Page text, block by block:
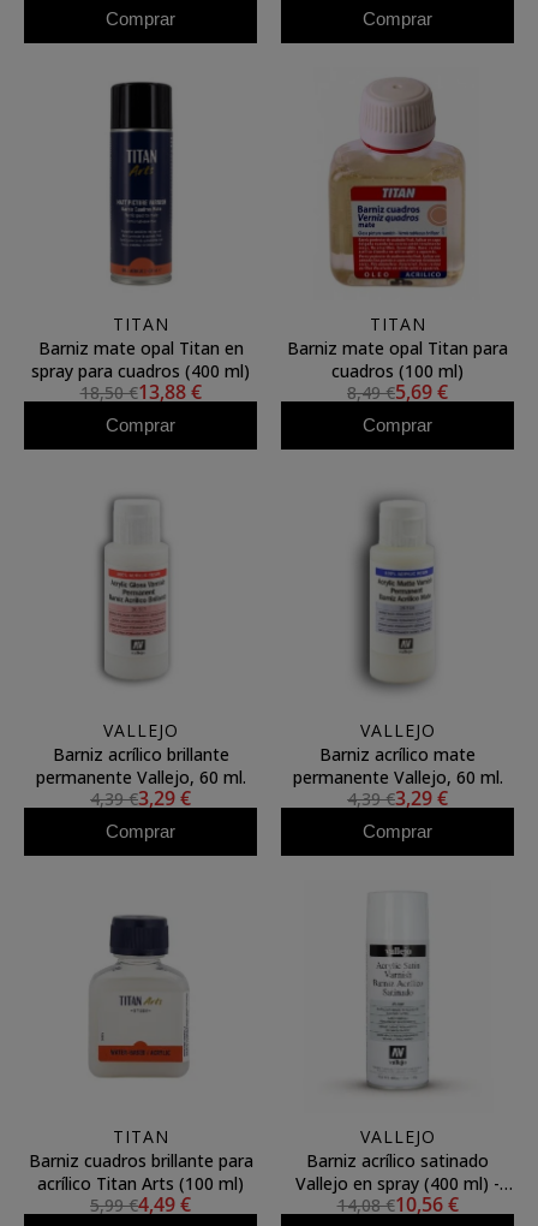
Comprar Comprar
TITAN
Barniz mate opal Titan en
spray para cuadros (400 ml)
18,50 €13,88 €
Comprar
TITAN
Barniz mate opal Titan para
cuadros (100 ml)
8,49 €5,69 €
Comprar
VALLEJO
Barniz acrílico brillante
permanente Vallejo, 60 ml.
4,39 €3,29 €
Comprar
VALLEJO
Barniz acrílico mate
permanente Vallejo, 60 ml.
4,39 €3,29 €
Comprar
TITAN
Barniz cuadros brillante para
acrílico Titan Arts (100 ml)
5,99 €4,49 €
VALLEJO
Barniz acrílico satinado
Vallejo en spray (400 ml) -
Protección UV
14,08 €10,56 €